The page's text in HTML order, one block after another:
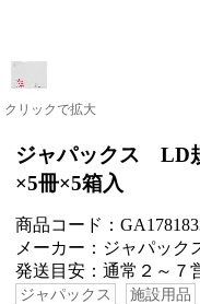
クリックで拡大
ジャパックス LD
×5冊×5箱入
商品コード：
メーカー：ジャパッ
発送目安：通常２～
ジャパックス 施設用品